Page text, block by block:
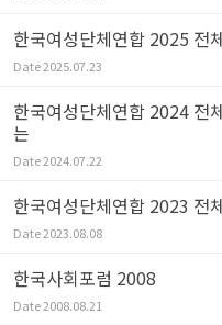
한국여성단체연합 2025 전
Date2025.07.23
한국여성단체연합 2024 전
는
Date2024.07.22
한국여성단체연합 2023 전
Date2023.08.08
한국사회포럼 2008
Date2008.08.21